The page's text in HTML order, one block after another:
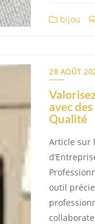
bijou
28 AOÛT
avec
Qualité
Article sur
outil